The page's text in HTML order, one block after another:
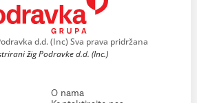
d.d. (Inc) Sva prava pridržana
žig Podravke d.d. (Inc.)
O nama